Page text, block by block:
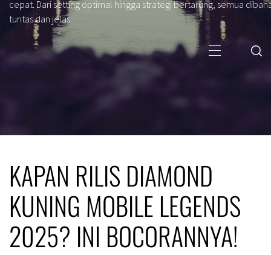
cepat. Dari setting optimal hingga strategi bertarung, semua
tuntas dan jelas.
Primary
KAPAN RILIS DIAMOND
KUNING MOBILE LEGENDS
2025? INI BOCORANNYA!